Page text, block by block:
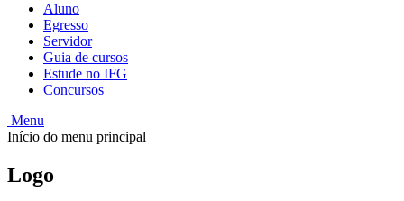
Aluno
Egresso
Servidor
Guia de cursos
Estude no IFG
Concursos
Menu
Início do menu principal
Logo